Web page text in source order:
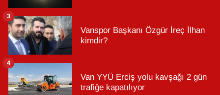
Vanspor Başkanı Özgür İreç İlhan
kimdir?
3
Van YYÜ Erciş yolu kavşağı 2 gün
trafiğe kapatılıyor
4